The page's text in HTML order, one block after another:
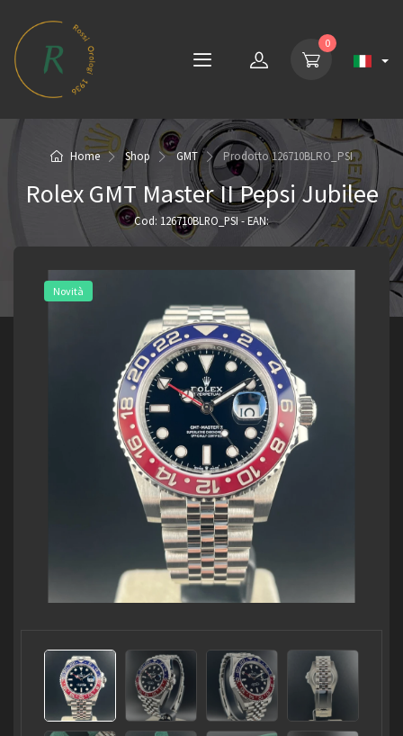
0
Home Shop GMT Prodotto126710BLRO_PSI
Rolex GMT Master II Pepsi Jubilee
Cod: 126710BLRO_PSI - EAN:
Novità